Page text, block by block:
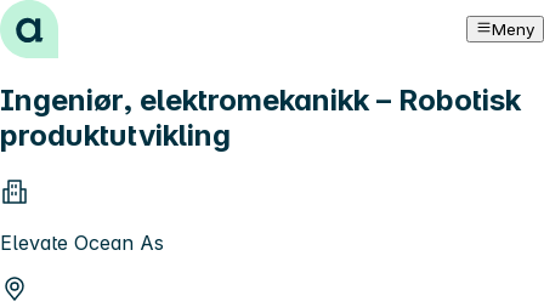
Hopp til innhold Meny
Ingeniør, elektromekanikk – Robotisk
produktutvikling
Elevate Ocean As